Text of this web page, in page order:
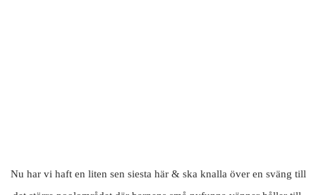
Nu har vi haft en liten sen siesta här & ska knalla över en sväng till